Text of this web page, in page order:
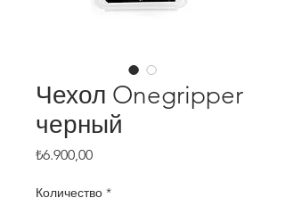
Чехол Onegripper
черный
₺6.900,00Цена
Количество *